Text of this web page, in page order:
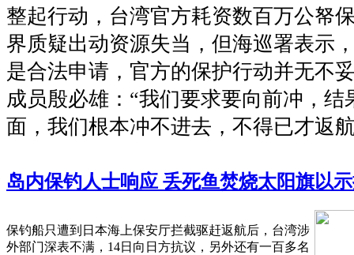
整起行动，台湾官方耗资数百万公帑
界质疑出动资源失当，但海巡署表示
是合法申请，官方的保护行动并无不
成员殷必雄：“我们要求要向前冲，结
面，我们根本冲不进去，不得已才返
岛内保钓人士响应 丢死鱼焚烧太阳旗以
保钓船只遭到日本海上保安厅拦截驱赶返航后，台湾涉
外部门深表不满，14日向日方抗议，另外还有一百多名